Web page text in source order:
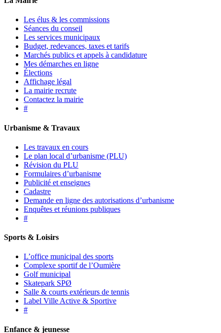
Les élus & les commissions
Séances du conseil
Les services municipaux
Budget, redevances, taxes et tarifs
Marchés publics et appels à candidature
Mes démarches en ligne
Élections
Affichage légal
La mairie recrute
Contactez la mairie
#
Urbanisme & Travaux
Les travaux en cours
Le plan local d’urbanisme (PLU)
Révision du PLU
Formulaires d’urbanisme
Publicité et enseignes
Cadastre
Demande en ligne des autorisations d’urbanisme
Enquêtes et réunions publiques
#
Sports & Loisirs
L’office municipal des sports
Complexe sportif de l’Oumière
Golf municipal
Skatepark SPØ
Salle & courts extérieurs de tennis
Label Ville Active & Sportive
#
Enfance & jeunesse